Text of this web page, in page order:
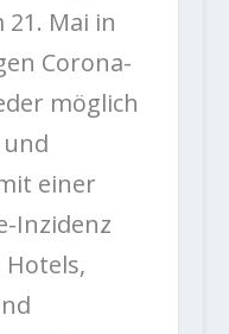
Mai in
Corona-
möglich
einer
Inzidenz